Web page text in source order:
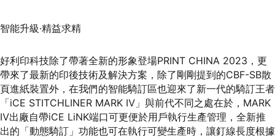
智能升級·精益求精
好利印科技除了帶著全新的形象登場PRINT CHINA 2023，更
帶來了最新的印後技術及解決方案，除了剛剛提到的CBF-SB散
頁進紙裝置外，在我們的智能騎訂區也迎來了新一代的騎訂王者
「iCE STITCHLINER MARK Ⅳ」與前代不同之處在於，MARK
Ⅳ出廠自帶iCE LiNK端口可更便於用戶執行生產管理，全新推
出的「動態騎訂」功能也可在執行可變生產時，讓釘線長度根據